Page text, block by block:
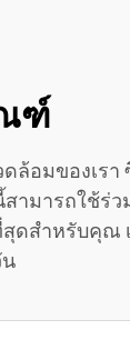
ฑ์
อมของเร
ามารถใช้ร่
ดสำหรับคุ